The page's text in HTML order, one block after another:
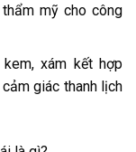
mỹ cho công
xám kết hợp
giác thanh lịch